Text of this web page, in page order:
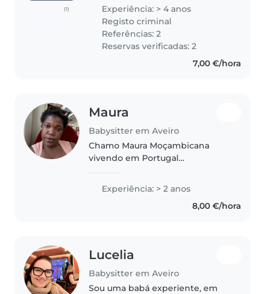
(1)
Crianças e Jovens completo
(acabado no ano de 2024). Adoro
trabalhar com crianças. Tenho 4
Experiência: > 4 anos
Registo criminal
Referências: 2
Reservas verificadas: 2
7,00 €/hora
Maura
Babysitter em Aveiro
Chamo Maura Moçambicana
vivendo em Portugal
negra, simpática, mãe de 3
crianças Adoro crianças e
acredito que transmite lhes uma
Experiência: > 2 anos
8,00 €/hora
Lucelia
Babysitter em Aveiro
Sou uma babá experiente, em